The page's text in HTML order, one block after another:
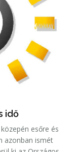
idő
esőre és
azonban ismét